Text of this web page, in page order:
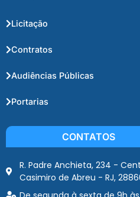
Licitação
Contratos
Audiências Públicas
Portarias
CONTATOS
R. Padre Anchieta, 234 -
Casimiro de Abreu - RJ,